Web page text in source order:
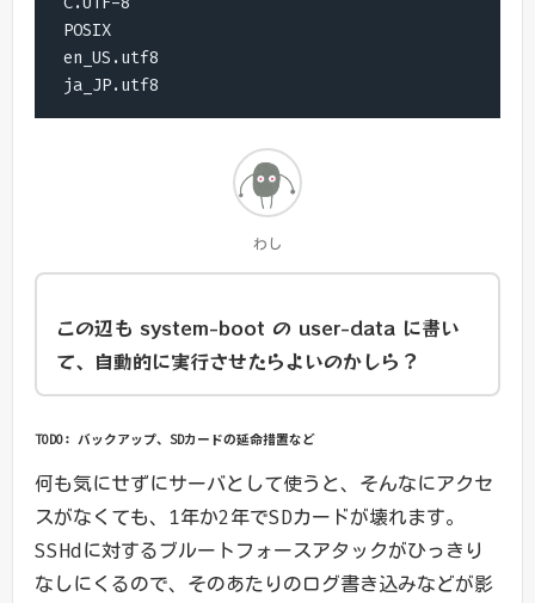
POSIX
en_US.utf8
ja_JP.utf8
わし
この辺も system-boot の user-data に書い
て、自動的に実行させたらよいのかしら？
TODO: バックアップ、SDカードの延命措置など
何も気にせずにサーバとして使うと、そんなにアクセ
スがなくても、1年か2年でSDカードが壊れます。
SSHdに対するブルートフォースアタックがひっきり
なしにくるので、そのあたりのログ書き込みなどが影